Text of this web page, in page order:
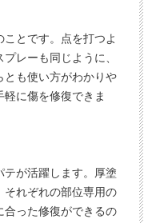
とです。点を打つよ
レーも同じように、
とも使い方がわかりや
に傷を修復できま
が活躍します。厚塗
それぞれの部位専用の
合った修復ができるの